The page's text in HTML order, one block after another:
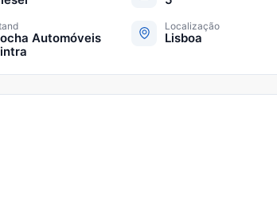
Automóveis
Localização
Lisboa